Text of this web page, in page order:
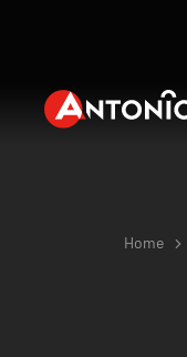
Home